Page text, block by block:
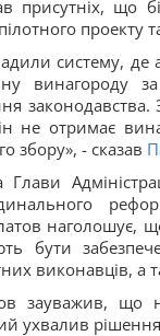
присутніх, що
систему,
винагороду
не отримає
збору», - сказав
наголошує,
бути
виконавців, а
зауважив, що
ухвалив